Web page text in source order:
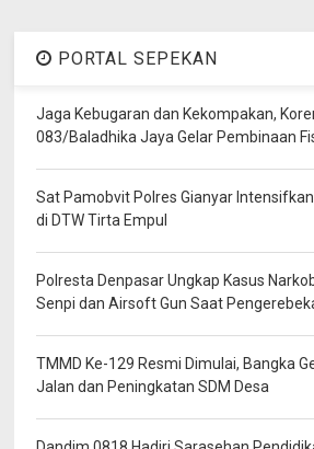
PORTAL SEPEKAN
Jaga Kebugaran dan Kekompakan,
083/Baladhika Jaya Gelar Pembinaan
Sat Pamobvit Polres Gianyar
di DTW Tirta Empul
Polresta Denpasar Ungkap Kasus
Senpi dan Airsoft Gun Saat
TMMD Ke-129 Resmi Dimulai, Bangka
Jalan dan Peningkatan SDM Desa